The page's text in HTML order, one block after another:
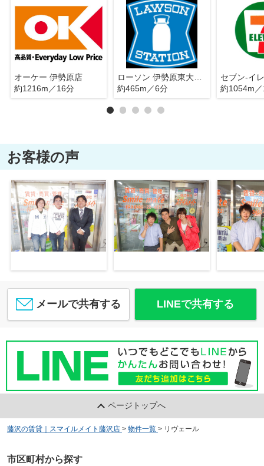
オーケー 伊勢原店
約1216m／16分
ローソン 伊勢原東大竹店
約465m／6分
約1054m
お客様の声
メールで共有する LINEで共有する
ページトップへ
藤沢の賃貸｜スマイルメイト藤沢店 > 物件一覧 > リヴェール
市区町村から探す